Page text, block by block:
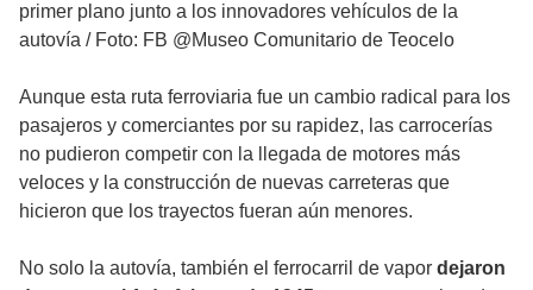
primer plano junto a los innovadores vehículos de la
autovía / Foto: FB @Museo Comunitario de Teocelo
Aunque esta ruta ferroviaria fue un cambio radical para los
pasajeros y comerciantes por su rapidez, las carrocerías
no pudieron competir con la llegada de motores más
veloces y la construcción de nuevas carreteras que
hicieron que los trayectos fueran aún menores.
No solo la autovía, también el ferrocarril de vapor dejaron